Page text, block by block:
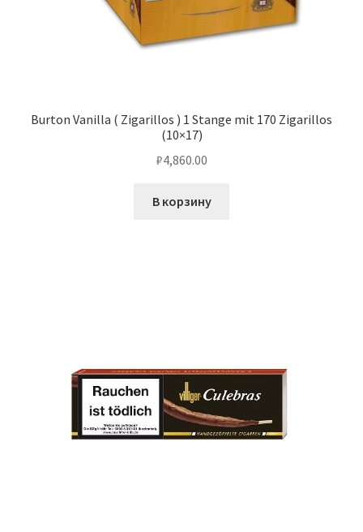
Burton Vanilla ( Zigarillos ) 1 Stange mit 170 Zigarillos
(10×17)
₽4,860.00
В корзину